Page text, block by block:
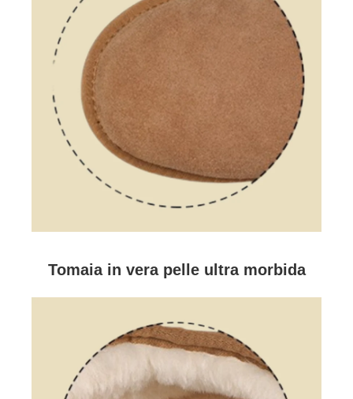
Tomaia in vera pelle ultra morbida